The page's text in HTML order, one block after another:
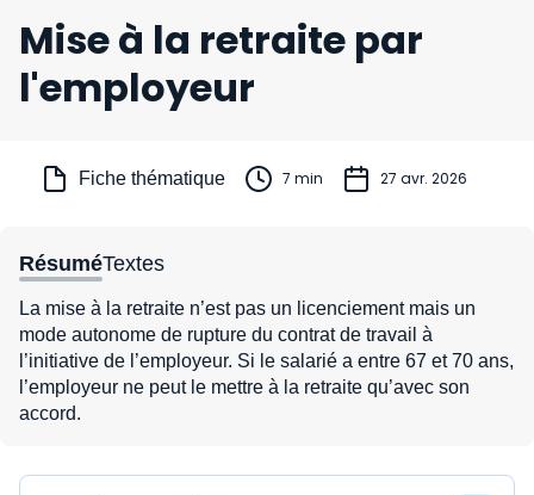
Mise à la retraite par
l'employeur
Fiche thématique 7 min 27 avr. 2026
RésuméTextes
La mise à la retraite n’est pas un licenciement mais un
mode autonome de rupture du contrat de travail à
l’initiative de l’employeur. Si le salarié a entre 67 et 70 ans,
l’employeur ne peut le mettre à la retraite qu’avec son
accord.